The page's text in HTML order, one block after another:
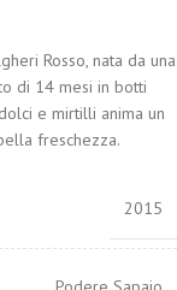
Rosso, nata da una
di 14 mesi in botti
e mirtilli anima un
freschezza.
2015